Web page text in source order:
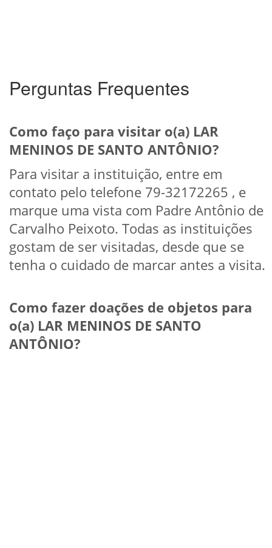
Perguntas Frequentes
Como faço para visitar o(a) LAR
MENINOS DE SANTO ANTÔNIO?
Para visitar a instituição, entre em
contato pelo telefone 79-32172265 , e
marque uma vista com Padre Antônio de
Carvalho Peixoto. Todas as instituições
gostam de ser visitadas, desde que se
tenha o cuidado de marcar antes a visita.
Como fazer doações de objetos para
o(a) LAR MENINOS DE SANTO
ANTÔNIO?